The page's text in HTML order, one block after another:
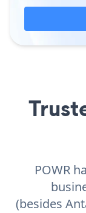
POWR
(besides